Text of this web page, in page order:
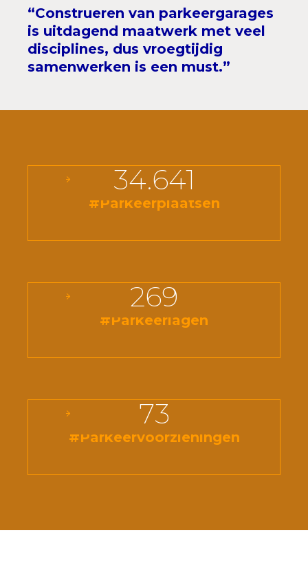
“Construeren van parkeergarages
is uitdagend maatwerk met veel
disciplines, dus vroegtijdig
samenwerken is een must.”
#Parkeerplaatsen
34.641
#Parkeerlagen
269
#Parkeervoorzieningen
73